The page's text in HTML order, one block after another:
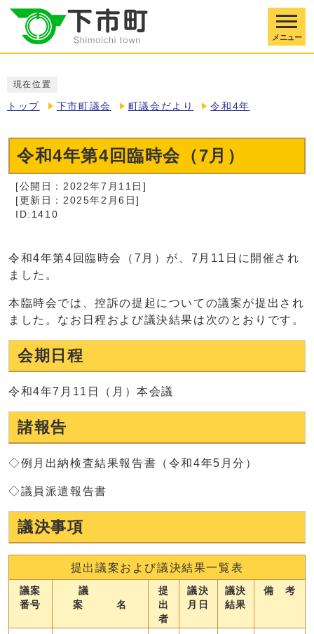
メニュー
現在位置
トップ 下市町議会 町議会だより 令和4年
令和4年第4回臨時会（7月）
[公開日：2022年7月11日]
[更新日：2025年2月6日]
ID:1410
令和4年第4回臨時会（7月）が、7月11日に開催され
ました。
本臨時会では、控訴の提起についての議案が提出され
ました。なお日程および議決結果は次のとおりです。
会期日程
令和4年7月11日（月）本会議
諸報告
◇例月出納検査結果報告書（令和4年5月分）
◇議員派遣報告書
議決事項
提出議案および議決結果一覧表
議案
番号
議
案 名
提
出
者
議決
月日
議決
結果
備 考